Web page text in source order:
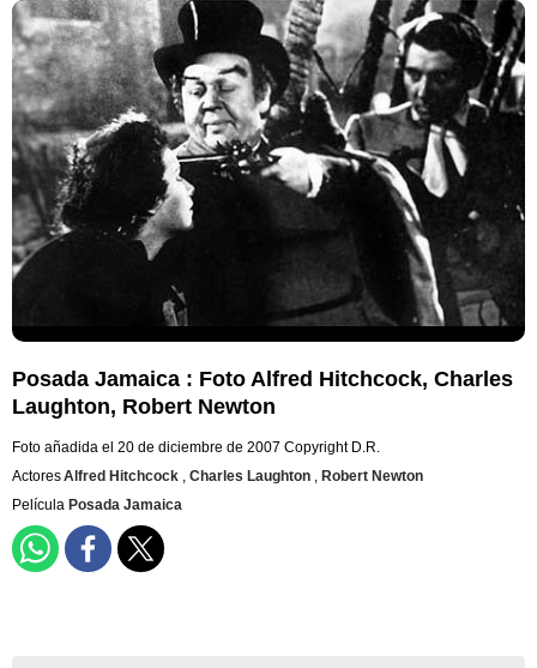
Posada Jamaica : Foto Alfred Hitchcock, Charles
Laughton, Robert Newton
Foto añadida el 20 de diciembre de 2007 Copyright D.R.
ActoresAlfred Hitchcock , Charles Laughton , Robert Newton
Película Posada Jamaica